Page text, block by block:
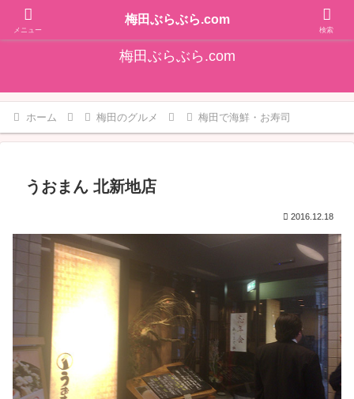
そうだ！梅田をぶらぶらしよ♪大阪梅田エリアの情報を発信しています!!
梅田ぶらぶら.com
ホーム 梅田のグルメ 梅田で海鮮・お寿司
うおまん 北新地店
2016.12.18
メニュー
梅田ぶらぶら.com
検索